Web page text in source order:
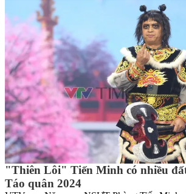
"Thiên Lôi" Tiến Minh có nhiều
Táo quân 2024